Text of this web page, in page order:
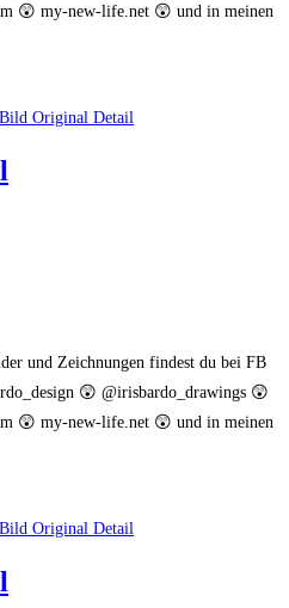
😲 my-new-life.net 😲 und in meinen
und Zeichnungen findest du bei FB
😲 @irisbardo_drawings 😲
😲 my-new-life.net 😲 und in meinen